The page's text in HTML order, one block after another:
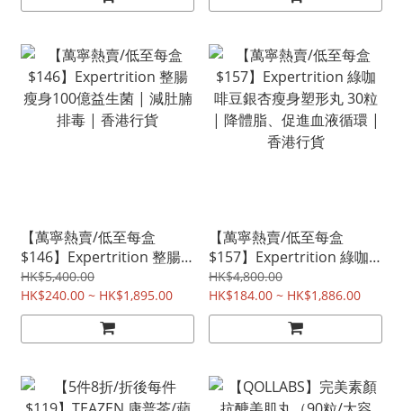
【萬寧熱賣/低至每盒
$146】Expertrition 整腸
瘦身100億益生菌 | 減肚腩
排毒 | 香港行貨
HK$5,400.00
HK$240.00 ~ HK$1,895.00
【萬寧熱賣/低至每盒
$157】Expertrition 綠咖
啡豆銀杏瘦身塑形丸 30粒
| 降體脂、促進血液循環 |
香港行貨
HK$4,800.00
HK$184.00 ~ HK$1,886.00